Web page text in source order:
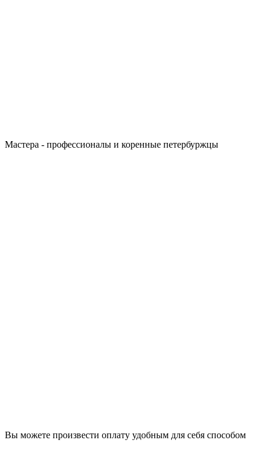
Мастера - профессионалы и коренные петербуржцы
Вы можете произвести оплату удобным для себя способом